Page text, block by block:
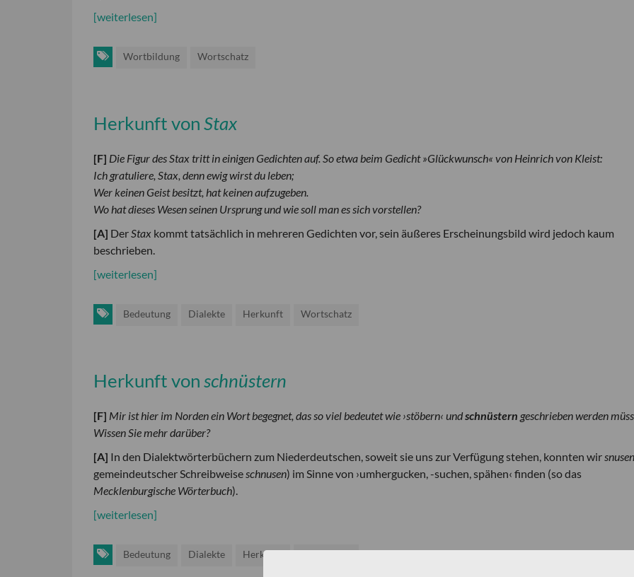
[weiterlesen]
Wortbildung Wortschatz
Herkunft vonStax
[F] Die Figur des Stax tritt in einigen Gedichten auf. So etwa beim Gedicht »Glückwunsch« von Heinrich von Kleist:
Ich gratuliere, Stax, denn ewig wirst du leben;
Wer keinen Geist besitzt, hat keinen aufzugeben.
Wo hat dieses Wesen seinen Ursprung und wie soll man es sich vorstellen?
[A] DerStax kommt tatsächlich in mehreren Gedichten vor, sein äußeres Erscheinungsbild wird jedoch kaum
beschrieben.
[weiterlesen]
Bedeutung Dialekte Herkunft Wortschatz
Herkunft vonschnüstern
[F] Mir ist hier im Norden ein Wort begegnet, das so viel bedeutet wie ›stöbern‹ undschnüstern geschrieben werden
Wissen Sie mehr darüber?
[A] In den Dialektwörterbüchern zum Niederdeutschen, soweit sie uns zur Verfügung stehen, konnten wirsnusen
gemeindeutscher Schreibweiseschnusen) im Sinne von ›umhergucken, -suchen, spähen‹ finden (so das
Mecklenburgische Wörterbuch).
[weiterlesen]
Bedeutung Dialekte Herkunft Wortschatz